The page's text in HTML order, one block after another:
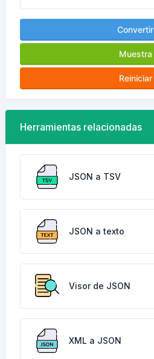
Convertir
Muestra
Reiniciar
Herramientas relacionadas
JSON a TSV
JSON a texto
Visor de JSON
XML a JSON